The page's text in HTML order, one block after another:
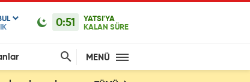
0:51
YATSI'YA
KALAN SÜRE
MENÜ